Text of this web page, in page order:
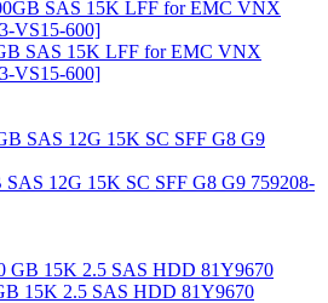
SAS 15K LFF for EMC VNX
VS15-600]
12G 15K SC SFF G8 G9 759208-
15K 2.5 SAS HDD 81Y9670